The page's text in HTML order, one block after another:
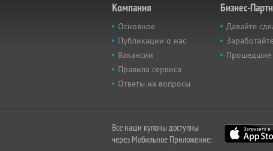
Компания
Основное
Публикации о нас
Вакансии
Правила сервиса
Ответы на вопросы
Бизнес-
Давайте
Прошедшие
Все наши купоны доступны
через Мобильное Приложение: